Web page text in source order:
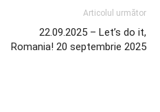
Articolul următor
22.09.2025 – Let’s do it,
Romania! 20 septembrie 2025